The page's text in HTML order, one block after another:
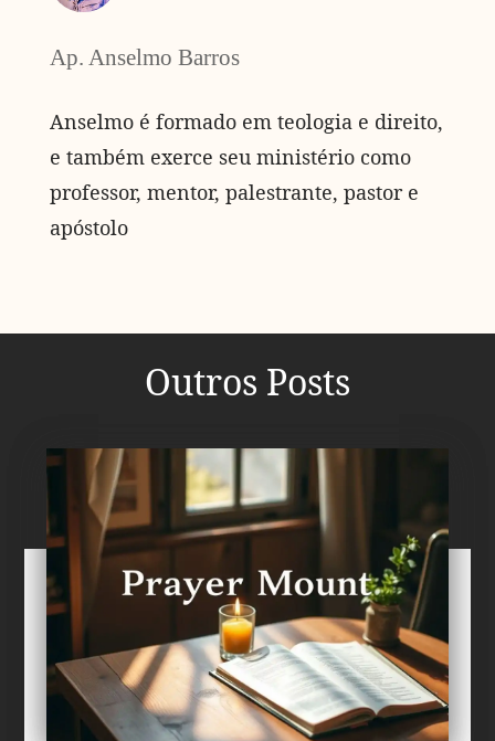
Ap. Anselmo Barros
Anselmo é formado em teologia e direito,
e também exerce seu ministério como
professor, mentor, palestrante, pastor e
apóstolo
Outros Posts